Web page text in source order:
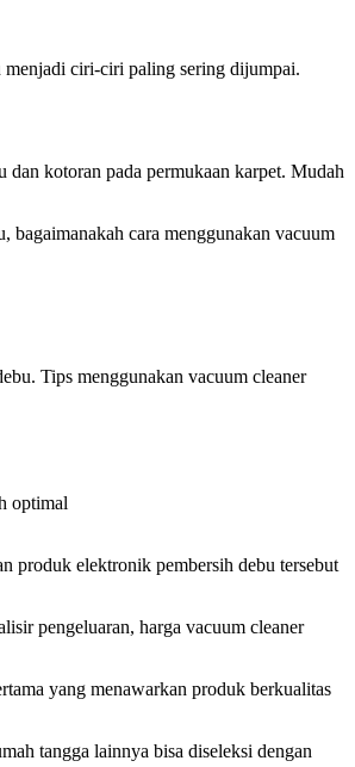
menjadi ciri-ciri paling sering dijumpai.
kotoran pada permukaan karpet. Mudah
bagaimanakah cara menggunakan vacuum
Tips menggunakan vacuum cleaner
optimal
produk elektronik pembersih debu tersebut
pengeluaran, harga vacuum cleaner
yang menawarkan produk berkualitas
tangga lainnya bisa diseleksi dengan